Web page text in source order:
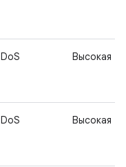
DoS Высокая
DoS Высокая